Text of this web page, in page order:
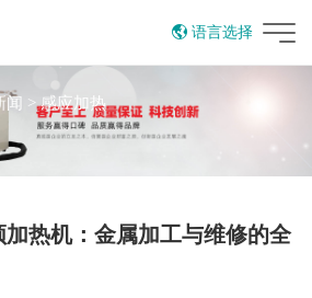
语言选择
闻 >感应加热
热机：金属加工与维修的全